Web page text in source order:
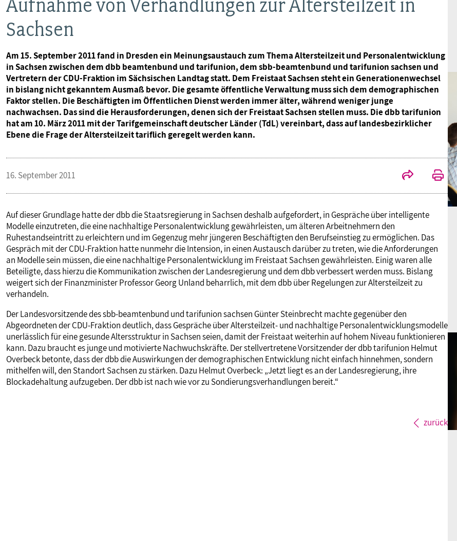
Aufnahme von Verhandlungen zur Altersteilzeit in
Sachsen
Am 15. September 2011 fand in Dresden ein Meinungsaustauch zum Thema Altersteilzeit und Personalentwicklung
in Sachsen zwischen dem dbb beamtenbund und tarifunion, dem sbb-beamtenbund und tarifunion sachsen und
Vertretern der CDU-Fraktion im Sächsischen Landtag statt. Dem Freistaat Sachsen steht ein Generationenwechsel
in bislang nicht gekanntem Ausmaß bevor. Die gesamte öffentliche Verwaltung muss sich dem demographischen
Faktor stellen. Die Beschäftigten im Öffentlichen Dienst werden immer älter, während weniger junge
nachwachsen. Das sind die Herausforderungen, denen sich der Freistaat Sachsen stellen muss. Die dbb tarifunion
hat am 10. März 2011 mit der Tarifgemeinschaft deutscher Länder (TdL) vereinbart, dass auf landesbezirklicher
Ebene die Frage der Altersteilzeit tariflich geregelt werden kann.
16. September 2011
Auf dieser Grundlage hatte der dbb die Staatsregierung in Sachsen deshalb aufgefordert, in Gespräche über intelligente
Modelle einzutreten, die eine nachhaltige Personalentwicklung gewährleisten, um älteren Arbeitnehmern den
Ruhestandseintritt zu erleichtern und im Gegenzug mehr jüngeren Beschäftigten den Berufseinstieg zu ermöglichen. Das
Gespräch mit der CDU-Fraktion hatte nunmehr die Intension, in einen Austausch darüber zu treten, wie die Anforderungen
an Modelle sein müssen, die eine nachhaltige Personalentwicklung im Freistaat Sachsen gewährleisten. Einig waren alle
Beteiligte, dass hierzu die Kommunikation zwischen der Landesregierung und dem dbb verbessert werden muss. Bislang
weigert sich der Finanzminister Professor Georg Unland beharrlich, mit dem dbb über Regelungen zur Altersteilzeit zu
verhandeln.
Der Landesvorsitzende des sbb-beamtenbund und tarifunion sachsen Günter Steinbrecht machte gegenüber den
Abgeordneten der CDU-Fraktion deutlich, dass Gespräche über Altersteilzeit- und nachhaltige Personalentwicklungsmodelle
unerlässlich für eine gesunde Altersstruktur in Sachsen seien, damit der Freistaat weiterhin auf hohem Niveau funktionieren
kann. Dazu braucht es junge und motivierte Nachwuchskräfte. Der stellvertretene Vorsitzender der dbb tarifunion Helmut
Overbeck betonte, dass der dbb die Auswirkungen der demographischen Entwicklung nicht einfach hinnehmen, sondern
mithelfen will, den Standort Sachsen zu stärken. Dazu Helmut Overbeck: „Jetzt liegt es an der Landesregierung, ihre
Blockadehaltung aufzugeben. Der dbb ist nach wie vor zu Sondierungsverhandlungen bereit.“
zurück